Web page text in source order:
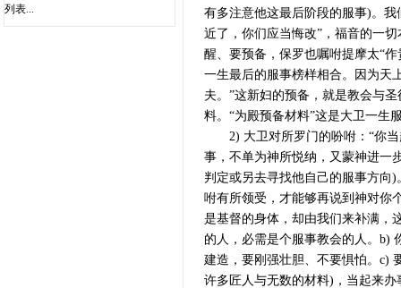
列表...
有多注意他这最后阶段的服事)。
近了，你们应当悔改”，福音的一
醒、要预备，保罗也嘱咐提摩太“
一生最后的服事榜样相合。因为天
夫。”这新妇的预备，就是教会与
料。“为殿预备材料”这是大卫一生
2) 大卫对所罗门的吩咐：“你当
事，不单为神所悦纳，又蒙神进一
判定或另去寻找他自己的服事方向
咐有所领受，才能够再说到神对你
是基督的身体，却由我们来补满，
的人，必需是个服事教会的人。b)
建造，要刚强壮胆、不要惧怕。c)
许多匠人与无数的材料)，当起来办